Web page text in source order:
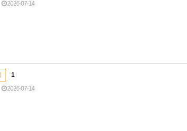
2026-07-14
1
2026-07-14